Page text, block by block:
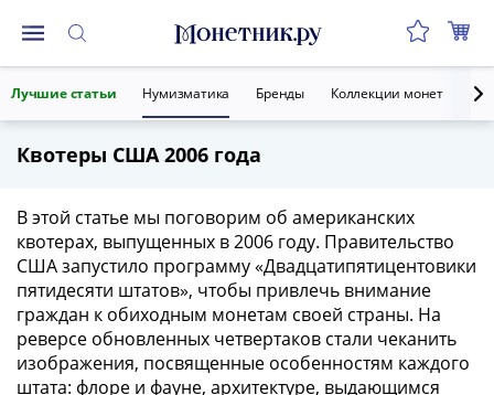
Монеты
Федерации
выпуски
до
реформы
(1992-
1993)
после
реформы
Лучшие статьи Нумизматика Бренды Коллекции монет
Квотеры США 2006 года
В этой статье мы поговорим об американских
квотерах, выпущенных в 2006 году. Правительство
США запустило программу «Двадцатипятицентовики
пятидесяти штатов», чтобы привлечь внимание
граждан к обиходным монетам своей страны. На
реверсе обновленных четвертаков стали чеканить
изображения, посвященные особенностям каждого
штата: флоре и фауне, архитектуре, выдающимся